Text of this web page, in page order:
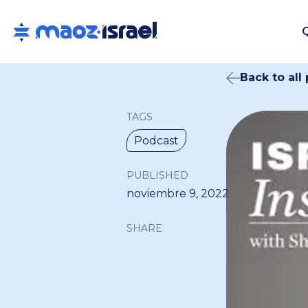
TAGS
Podcast
PUBLISHED
noviembre 9, 2022
SHARE
Back to all